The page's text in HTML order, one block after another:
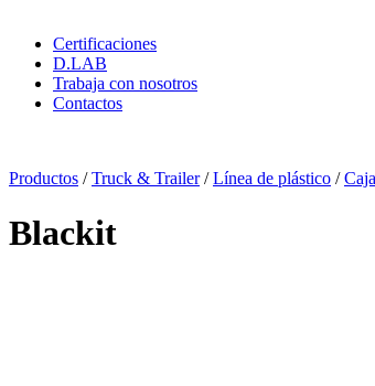
Certificaciones
D.LAB
Trabaja con nosotros
Contactos
Productos /Truck & Trailer/Línea de plástico /
Blackit